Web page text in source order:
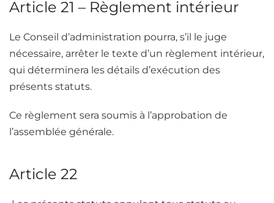
Article 21 – Règlement intérieur
Le Conseil d’administration pourra, s’il le juge
nécessaire, arrêter le texte d’un règlement intérieur,
qui déterminera les détails d’exécution des
présents statuts.
Ce règlement sera soumis à l’approbation de
l’assemblée générale.
Article 22